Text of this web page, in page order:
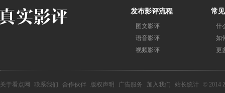
发布影评流程
图文影评
语音影评
视频影评
常
什
如
更
关于看点网 联系我们 合作伙伴 版权声明 广告服务 加入我们 站长统计 © 2014